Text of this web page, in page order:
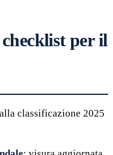
per il
alla classificazione 2025